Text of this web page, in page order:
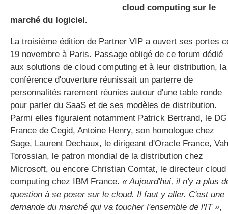
cloud computing sur le
marché du logiciel.
La troisième édition de Partner VIP a ouvert ses portes
19 novembre à Paris. Passage obligé de ce forum dédié
aux solutions de cloud computing et à leur distribution, la
conférence d'ouverture réunissait un parterre de
personnalités rarement réunies autour d'une table ronde
pour parler du SaaS et de ses modèles de distribution.
Parmi elles figuraient notamment Patrick Bertrand, le DG
France de Cegid, Antoine Henry, son homologue chez
Sage, Laurent Dechaux, le dirigeant d'Oracle France,
Torossian, le patron mondial de la distribution chez
Microsoft, ou encore Christian Comtat, le directeur cloud
computing chez IBM France. « Aujourd'hui, il n'y a plus
question à se poser sur le cloud. Il faut y aller. C'est une
demande du marché qui va toucher l'ensemble de l'IT »,